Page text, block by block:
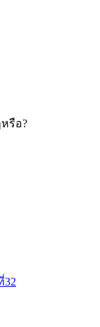
รือ?
32